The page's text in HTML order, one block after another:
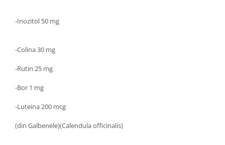
-Inozitol 50 mg
-Colina 30 mg
-Rutin 25 mg
-Bor 1 mg
-Luteina 200 mcg
(din Galbenele)(Calendula officinalis)